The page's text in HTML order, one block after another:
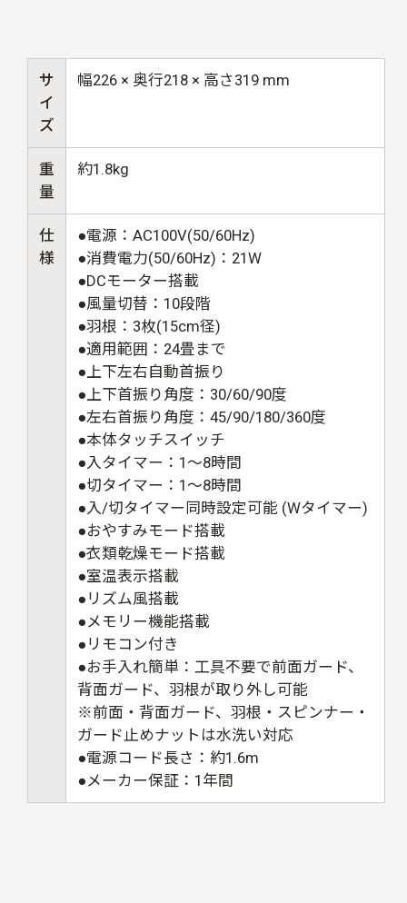
サ
イ
ズ
幅226 × 奥行218 × 高さ 319 mm
重
量
約1.8kg
仕
様
●電源：AC100V(50/60Hz)
●消費電力(50/60Hz)：21W
●DCモーター搭載
●風量切替：10段階
●羽根：3枚(15cm径)
●適用範囲：24畳まで
●上下左右自動首振り
●上下首振り角度：30/60/90度
●左右首振り角度：45/90/180/360度
●本体タッチスイッチ
●入タイマー：1〜8時間
●切タイマー：1〜8時間
●入/切タイマー同時設定可能 (Wタイマー)
●おやすみモード搭載
●衣類乾燥モード搭載
●室温表示搭載
●リズム風搭載
●メモリー機能搭載
●リモコン付き
●お手入れ簡単：工具不要で前面ガード、
背面ガード、羽根が取り外し可能
※前面・背面ガード、羽根・スピンナー・
ガード止めナットは水洗い対応
●電源コード長さ：約1.6m
●メーカー保証：1年間